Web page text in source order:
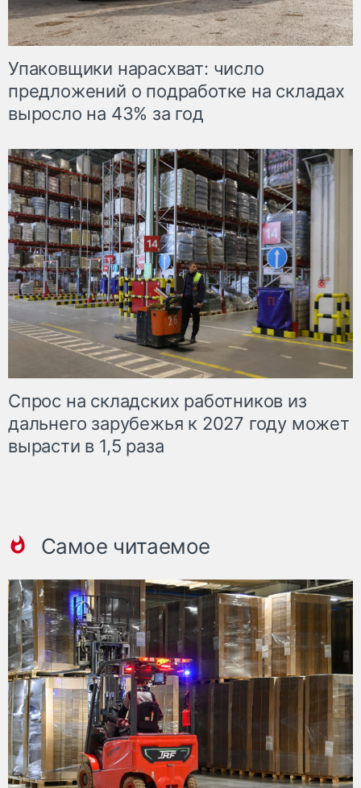
Упаковщики нарасхват: число
предложений о подработке на складах
выросло на 43% за год
Спрос на складских работников из
дальнего зарубежья к 2027 году может
вырасти в 1,5 раза
Самое читаемое